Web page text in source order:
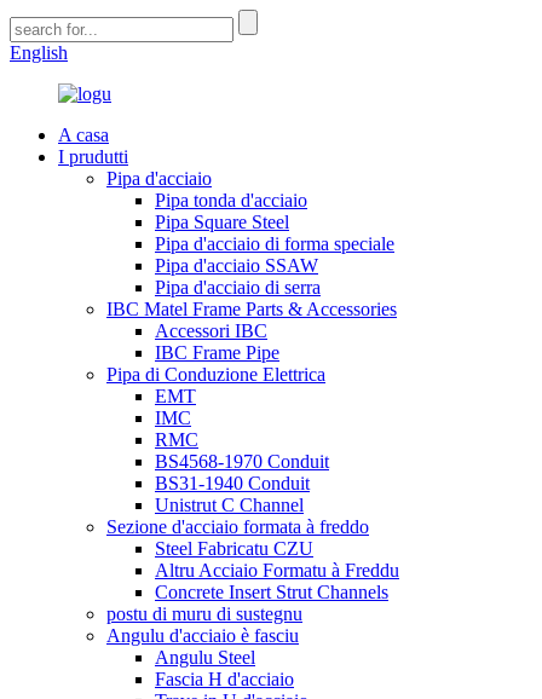
English
A casa
I prudutti
Pipa d'acciaio
Pipa tonda d'acciaio
Pipa Square Steel
Pipa d'acciaio di forma speciale
Pipa d'acciaio SSAW
Pipa d'acciaio di serra
IBC Matel Frame Parts & Accessories
Accessori IBC
IBC Frame Pipe
Pipa di Conduzione Elettrica
EMT
IMC
RMC
BS4568-1970 Conduit
BS31-1940 Conduit
Unistrut C Channel
Sezione d'acciaio formata à freddo
Steel Fabricatu CZU
Altru Acciaio Formatu à Freddu
Concrete Insert Strut Channels
postu di muru di sustegnu
Angulu d'acciaio è fasciu
Angulu Steel
Fascia H d'acciaio